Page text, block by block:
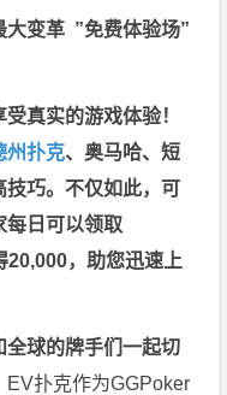
大变革 ”免费体验场”
真实的游戏体验！
州扑克、奥马哈、短
巧。不仅如此， 可
每日可以领取
20,000，助您迅速上
全球的牌手们一起切
EV扑克作为GGPoker